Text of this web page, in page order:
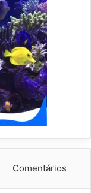
Comentários